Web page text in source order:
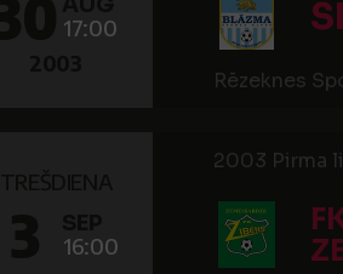
17:00
Rēzeknes
16:00
2003 Pirma